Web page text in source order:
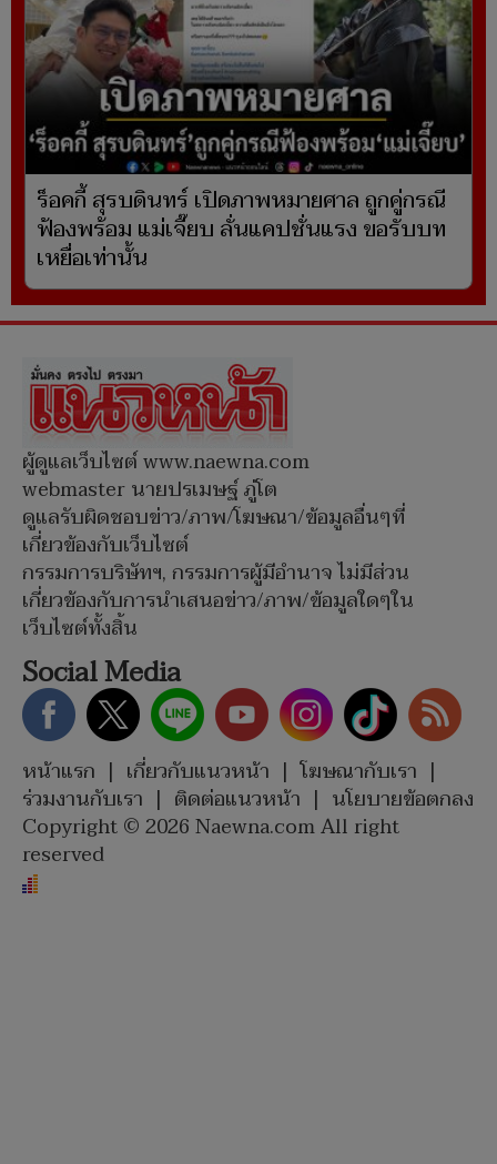
ร็อคกี้ สุรบดินทร์ เปิดภาพหมายศาล ถูกคู่กรณี
ฟ้องพร้อม แม่เจี๊ยบ ลั่นแคปชั่นแรง ขอรับบท
เหยื่อเท่านั้น
ผู้ดูแลเว็บไซต์ www.naewna.com
webmaster นายปรเมษฐ์ ภู่โต
ดูแลรับผิดชอบข่าว/ภาพ/โฆษณา/ข้อมูลอื่นๆที่
เกี่ยวข้องกับเว็บไซต์
กรรมการบริษัทฯ, กรรมการผู้มีอำนาจ ไม่มีส่วน
เกี่ยวข้องกับการนำเสนอข่าว/ภาพ/ข้อมูลใดๆใน
เว็บไซต์ทั้งสิ้น
Social Media
หน้าแรก | เกี่ยวกับแนวหน้า | โฆษณากับเรา |
ร่วมงานกับเรา | ติดต่อแนวหน้า | นโยบายข้อตกลง
Copyright © 2026 Naewna.com All right
reserved